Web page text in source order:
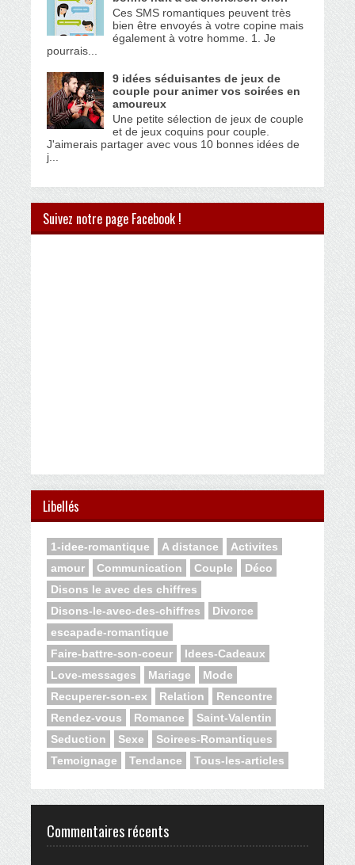
Ces SMS romantiques peuvent très
bien être envoyés à votre copine mais
également à votre homme. 1. Je
pourrais...
9 idées séduisantes de jeux de
couple pour animer vos soirées en
amoureux
Une petite sélection de jeux de couple
et de jeux coquins pour couple.
J'aimerais partager avec vous 10 bonnes idées de
j...
Suivez notre page Facebook !
Libellés
1-idee-romantique A distance
Activites
amour
Communication Couple
Déco
Disons le avec des chiffres
Disons-le-avec-des-chiffres
Divorce
escapade-romantique
Faire-battre-son-coeur
Idees-Cadeaux
Love-messages
Mariage
Mode
Recuperer-son-ex
Relation
Rencontre
Rendez-vous
Romance
Saint-Valentin
Seduction
Sexe
Soirees-Romantiques
Temoignage
Tendance Tous-les-articles
Commentaires récents